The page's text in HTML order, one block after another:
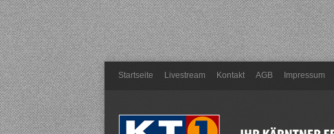
Startseite Livestream Kontakt AGB Impressum